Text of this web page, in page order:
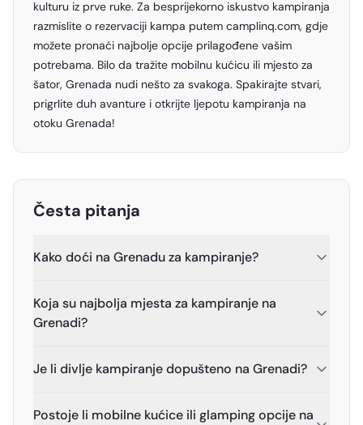
kulturu iz prve ruke. Za besprijekorno iskustvo kampiranja
razmislite o rezervaciji kampa putem camplinq.com, gdje
možete pronaći najbolje opcije prilagođene vašim
potrebama. Bilo da tražite mobilnu kućicu ili mjesto za
šator, Grenada nudi nešto za svakoga. Spakirajte stvari,
prigrlite duh avanture i otkrijte ljepotu kampiranja na
otoku Grenada!
Česta pitanja
Kako doći na Grenadu za kampiranje?
Koja su najbolja mjesta za kampiranje na
Grenadi?
Je li divlje kampiranje dopušteno na Grenadi?
Postoje li mobilne kućice ili glamping opcije na